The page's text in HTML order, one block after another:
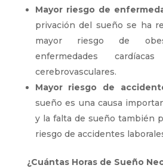
Mayor riesgo de
privación del sueño se ha
mayor riesgo de
enfermedades
cerebrovasculares.
Mayor riesgo de
sueño es una causa
y la falta de sueño también
riesgo de accidentes
¿Cuántas Horas de Sueño